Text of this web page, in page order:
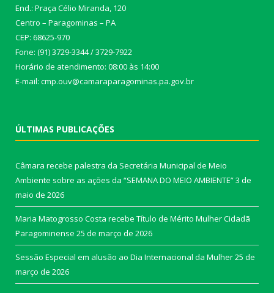
End.: Praça Célio Miranda, 120
Centro – Paragominas – PA
CEP: 68625-970
Fone: (91) 3729-3344 / 3729-7922
Horário de atendimento: 08:00 às 14:00
E-mail: cmp.ouv@camaraparagominas.pa.gov.br
ÚLTIMAS PUBLICAÇÕES
Câmara recebe palestra da Secretária Municipal de Meio
Ambiente sobre as ações da “SEMANA DO MEIO AMBIENTE”3 de
maio de 2026
Maria Matogrosso Costa recebe Título de Mérito Mulher Cidadã
Paragominense 25 de março de 2026
Sessão Especial em alusão ao Dia Internacional da Mulher25 de
março de 2026